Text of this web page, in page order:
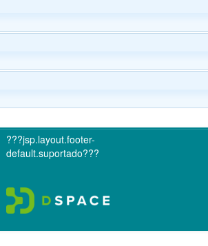
???jsp.layout.footer-
default.suportado???